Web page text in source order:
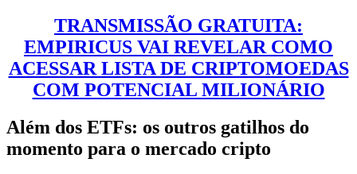
TRANSMISSÃO GRATUITA:
EMPIRICUS VAI REVELAR COMO
ACESSAR LISTA DE CRIPTOMOEDAS
COM POTENCIAL MILIONÁRIO
Além dos ETFs: os outros gatilhos do
momento para o mercado cripto